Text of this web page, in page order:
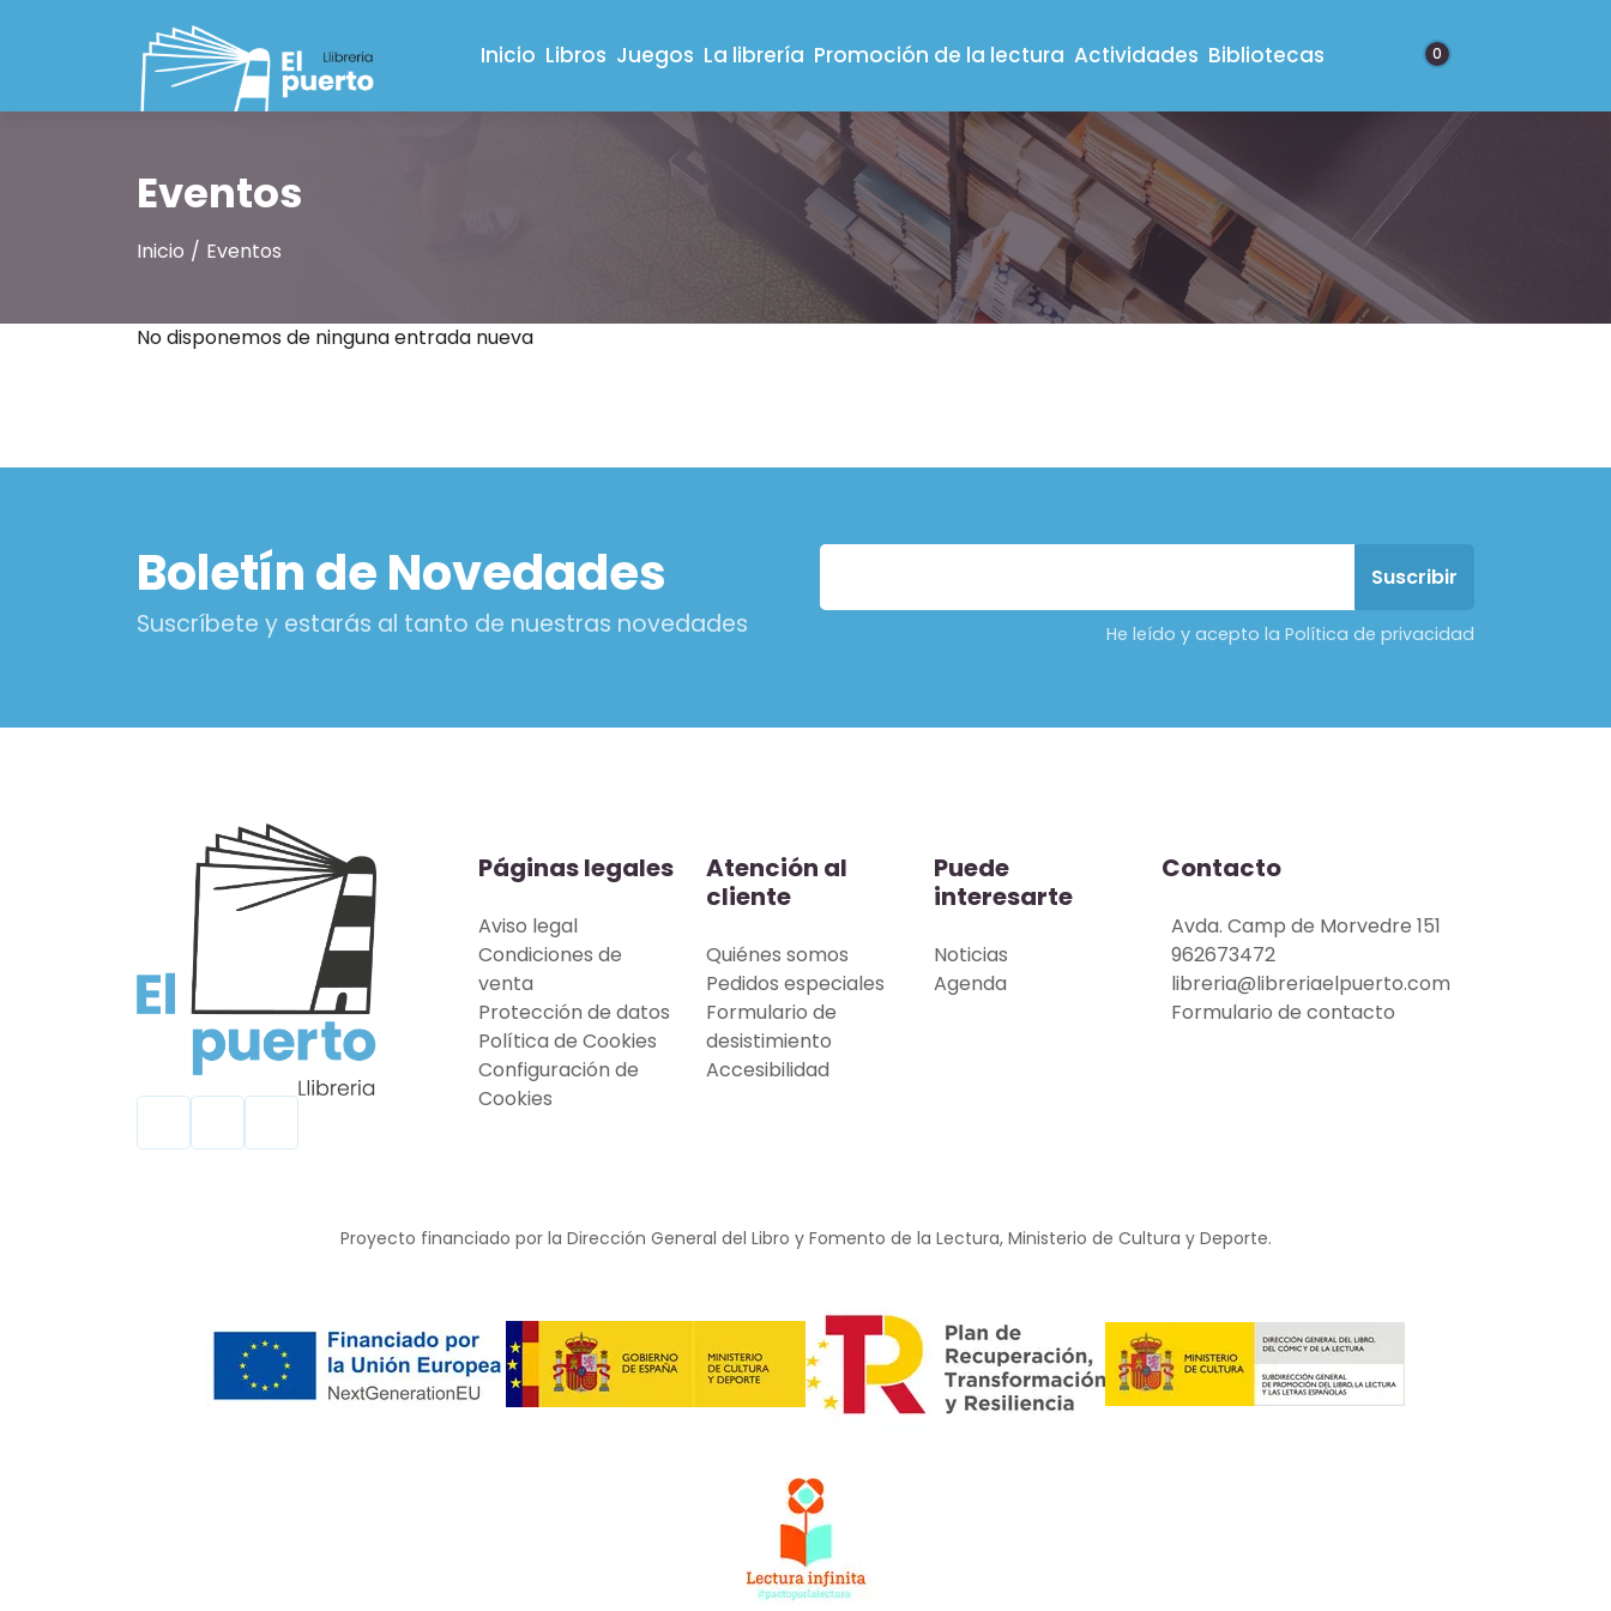
Inicio Libros Juegos La librería Promoción de la lectura Actividades Bibliotecas 0
Eventos
Inicio Eventos
No disponemos de ninguna entrada nueva
Boletín de Novedades
Suscríbete y estarás al tanto de nuestras novedades He leído y acepto la Política de privacidad
Páginas legales
Aviso legal
Condiciones de
venta
Protección de datos
Política de Cookies
Configuración de
Cookies
Atención al
cliente
Quiénes somos
Pedidos especiales
Formulario de
desistimiento
Accesibilidad
Puede
interesarte
Noticias
Agenda
Contacto
Avda. Camp de Morvedre 151
962673472
libreria@libreriaelpuerto.com
Formulario de contacto
Proyecto financiado por la Dirección General del Libro y Fomento de la Lectura, Ministerio de Cultura y Deporte.